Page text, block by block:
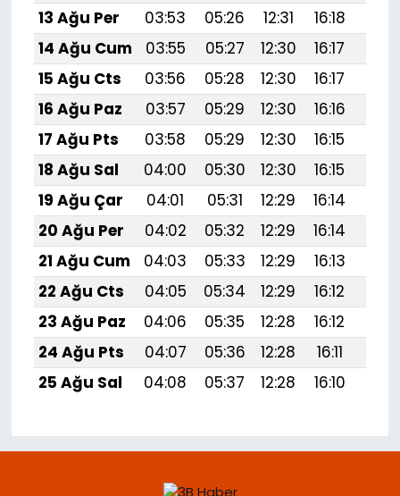
13 Ağu Per
03:53 05:26 12:31 16:18
14 Ağu Cum
03:55 05:27 12:30 16:17
15 Ağu Cts
03:56 05:28 12:30 16:17
16 Ağu Paz
03:57 05:29 12:30 16:16
17 Ağu Pts
03:58 05:29 12:30 16:15
18 Ağu Sal
04:00 05:30 12:30 16:15
19 Ağu Çar
04:01 05:31 12:29 16:14
20 Ağu Per
04:02 05:32 12:29 16:14
21 Ağu Cum
04:03 05:33 12:29 16:13
22 Ağu Cts
04:05 05:34 12:29 16:12
23 Ağu Paz
04:06 05:35 12:28 16:12
24 Ağu Pts
04:07 05:36 12:28 16:11
25 Ağu Sal
04:08 05:37 12:28 16:10